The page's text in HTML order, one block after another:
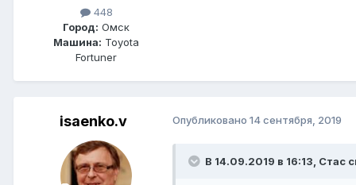
448
Город: Омск
Машина: Toyota
Fortuner
isaenko.v Опубликовано 14 сентября, 2019
В 14.09.2019 в 16:13, Стас